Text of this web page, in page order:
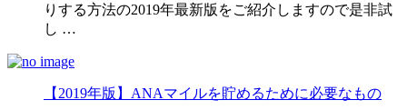
りする方法の2019年最新版をご紹介しますので是非試
し …
【2019年版】ANAマイルを貯めるために必要なもの